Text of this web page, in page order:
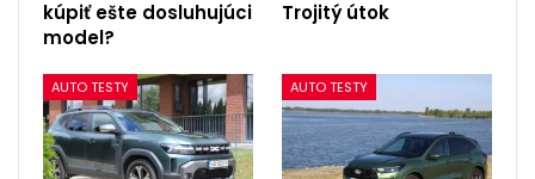
kúpiť ešte dosluhujúci
model?
Trojitý útok
AUTO TESTY AUTO TESTY